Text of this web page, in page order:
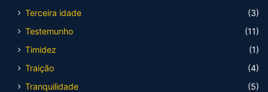
Terceira idade
(3)
Testemunho
(11)
Timidez
(1)
Traição
(4)
Tranquilidade
(5)